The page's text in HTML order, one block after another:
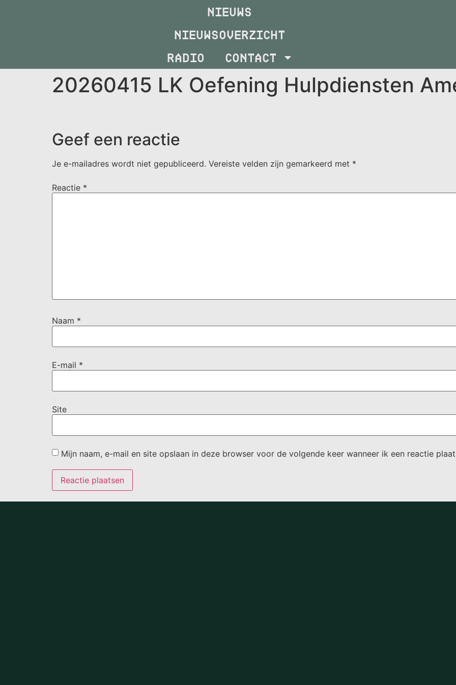
NIEUWS
NIEUWSOVERZICHT
RADIO
CONTACT
20260415 LK Oefening Hulpdiensten
Geef een reactie
Je e-mailadres wordt niet gepubliceerd. Vereiste velden zijn gemarkeerd met *
Reactie *
Naam *
E-mail *
Site
Mijn naam, e-mail en site opslaan in deze browser voor de volgende keer wanneer ik een reactie